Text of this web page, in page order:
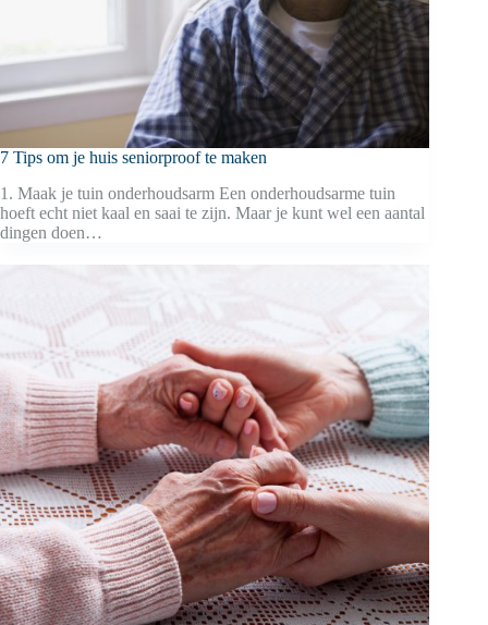
7 Tips om je huis seniorproof te maken
1. Maak je tuin onderhoudsarm Een onderhoudsarme tuin
hoeft echt niet kaal en saai te zijn. Maar je kunt wel een aantal
dingen doen…